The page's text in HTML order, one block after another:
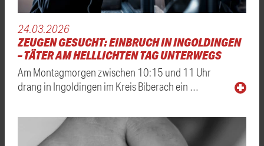
24.03.2026
ZEUGEN GESUCHT: EINBRUCH IN INGOLDINGEN
– TÄTER AM HELLLICHTEN TAG UNTERWEGS
Am Montagmorgen zwischen 10:15 und 11 Uhr
drang in Ingoldingen im Kreis Biberach ein …